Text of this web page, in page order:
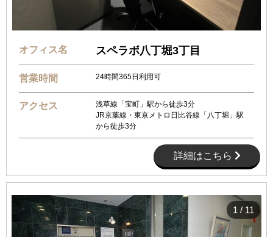
オフィス名 スペラボ八丁堀3丁目
営業時間 24時間365日利用可
アクセス
浅草線「宝町」駅から徒歩3分
JR京葉線・東京メトロ日比谷線「八丁堀」駅
から徒歩3分
詳細はこちら
1 / 11